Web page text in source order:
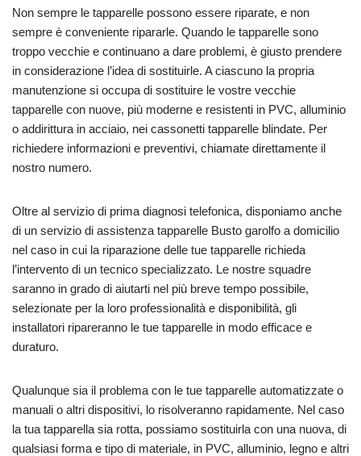
Non sempre le tapparelle possono essere riparate, e non
sempre è conveniente ripararle. Quando le tapparelle sono
troppo vecchie e continuano a dare problemi, è giusto prendere
in considerazione l’idea di sostituirle. A ciascuno la propria
manutenzione si occupa di sostituire le vostre vecchie
tapparelle con nuove, più moderne e resistenti in PVC, alluminio
o addirittura in acciaio, nei cassonetti tapparelle blindate. Per
richiedere informazioni e preventivi, chiamate direttamente il
nostro numero.
Oltre al servizio di prima diagnosi telefonica, disponiamo anche
di un servizio di assistenza tapparelle Busto garolfo a domicilio
nel caso in cui la riparazione delle tue tapparelle richieda
l’intervento di un tecnico specializzato. Le nostre squadre
saranno in grado di aiutarti nel più breve tempo possibile,
selezionate per la loro professionalità e disponibilità, gli
installatori ripareranno le tue tapparelle in modo efficace e
duraturo.
Qualunque sia il problema con le tue tapparelle automatizzate o
manuali o altri dispositivi, lo risolveranno rapidamente. Nel caso
la tua tapparella sia rotta, possiamo sostituirla con una nuova, di
qualsiasi forma e tipo di materiale, in PVC, alluminio, legno e altri